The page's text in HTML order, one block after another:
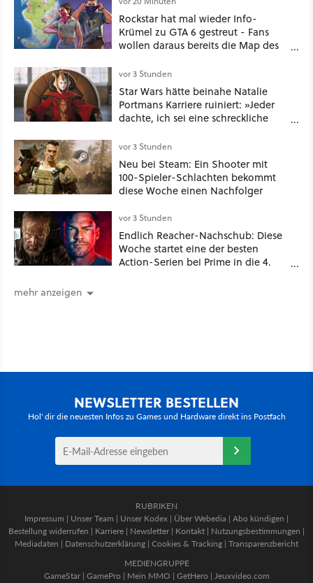
Rockstar hat mal wieder Info-
Krümel zu GTA 6 gestreut - Fans
wollen daraus bereits die Map des
ablesen können
vor 3 Stunden
Star Wars hätte beinahe Natalie
Portmans Karriere ruiniert: »Jeder
dachte, ich sei eine schreckliche
vor 3 Stunden
Neu bei Steam: Ein Shooter mit
100-Spieler-Schlachten bekommt
diese Woche einen Nachfolger
vor 3 Stunden
Endlich Reacher-Nachschub: Diese
Woche startet eine der besten
Action-Serien bei Prime in die 4.
mehr anzeigen
NEWSLETTER BESTELLEN
Hol' dir die neuesten Infos zu Games und Hardware direkt ins Postfach
RUBRIKEN
Impressum | Unser Team | Unser Kodex | Über Webedia | Abo kündigen |
Bestellung widerrufen | Karriere | Newsletter | Kontakt | Nutzungsbestimmungen |
Mediadaten | Datenschutzerklärung | Cookies & Tracking | Transparenzbericht
MEDIENGRUPPE
GameStar| GamePro | Mein MMO | GetHero | Jeuxvideo.com